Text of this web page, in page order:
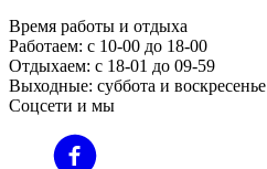
Время работы и отдыха
Работаем: с 10-00 до 18-00
Отдыхаем: с 18-01 до 09-59
Выходные: суббота и воскресенье
Соцсети и мы